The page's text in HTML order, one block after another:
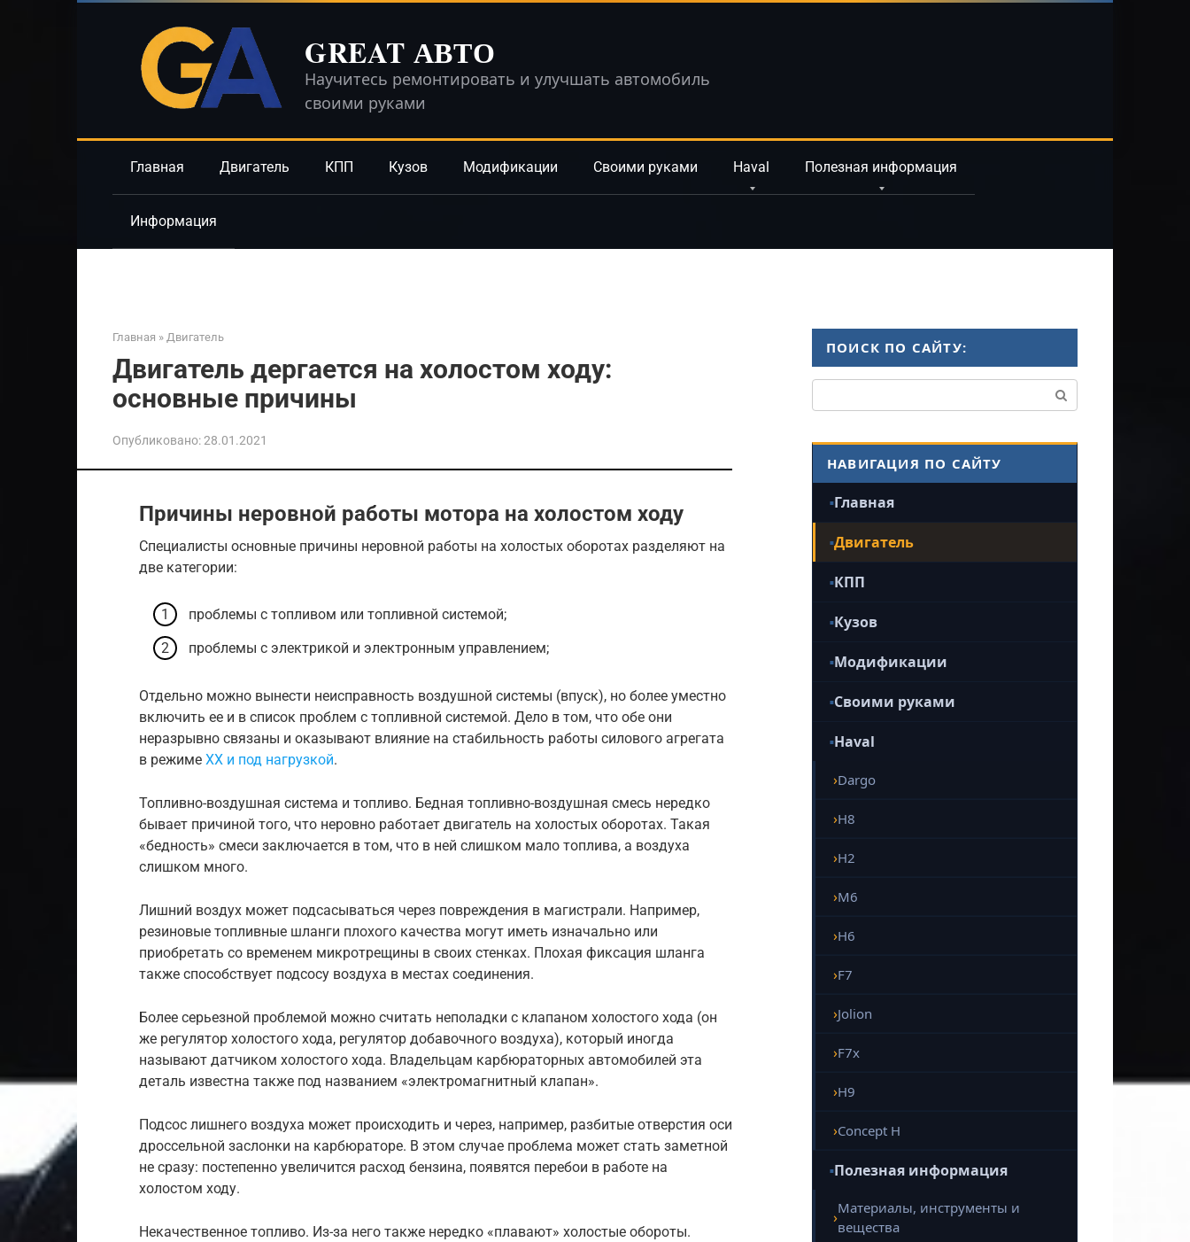
GREAT АВТО
Научитесь ремонтировать и улучшать автомобиль
своими руками
Главная Двигатель КПП Кузов Модификации Своими руками Haval Полезная информация
Информация
Главная » Двигатель
Двигатель дергается на холостом ходу:
основные причины
Опубликовано:28.01.2021
Причины неровной работы мотора на холостом ходу
Специалисты основные причины неровной работы на холостых оборотах разделяют на
две категории:
проблемы с топливом или топливной системой;
проблемы с электрикой и электронным управлением;
Отдельно можно вынести неисправность воздушной системы (впуск), но более уместно
включить ее и в список проблем с топливной системой. Дело в том, что обе они
неразрывно связаны и оказывают влияние на стабильность работы силового агрегата
в режиме ХХ и под нагрузкой.
Топливно-воздушная система и топливо. Бедная топливно-воздушная смесь нередко
бывает причиной того, что неровно работает двигатель на холостых оборотах. Такая
«бедность» смеси заключается в том, что в ней слишком мало топлива, а воздуха
слишком много.
Лишний воздух может подсасываться через повреждения в магистрали. Например,
резиновые топливные шланги плохого качества могут иметь изначально или
приобретать со временем микротрещины в своих стенках. Плохая фиксация шланга
также способствует подсосу воздуха в местах соединения.
Более серьезной проблемой можно считать неполадки с клапаном холостого хода (он
же регулятор холостого хода, регулятор добавочного воздуха), который иногда
называют датчиком холостого хода. Владельцам карбюраторных автомобилей эта
деталь известна также под названием «электромагнитный клапан».
Подсос лишнего воздуха может происходить и через, например, разбитые отверстия оси
дроссельной заслонки на карбюраторе. В этом случае проблема может стать заметной
не сразу: постепенно увеличится расход бензина, появятся перебои в работе на
холостом ходу.
Некачественное топливо. Из-за него также нередко «плавают» холостые обороты.
ПОИСК ПО САЙТУ:
НАВИГАЦИЯ ПО САЙТУ
Главная
Двигатель
КПП
Кузов
Модификации
Своими руками
Haval
Dargo
H8
H2
M6
H6
F7
Jolion
F7x
H9
Concept H
Полезная информация
Материалы, инструменты и
вещества